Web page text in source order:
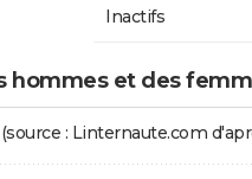
Inactifs
hommes et des
: Linternaute.com